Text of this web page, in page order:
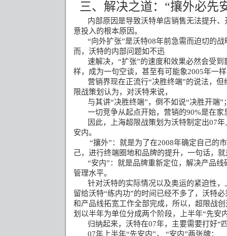
三、解决之道：“攘外必先
内部原因是导致沃特单店销售无法提升
意投入的根本原因。
“向外扩张”是沃特08年前急需而迫切的
而，沃特的内部问题如不迅
速解决，“扩张”的速度和效果必然会受到
样，成为一句空谈，甚至有可能象2005年一
营销界现在正流行“决胜终端”的说法，但
限战策划认为，对沃特来说，
与其讲“决胜终端”，倒不如说“决胜开端”
一切竞争从起点开始，营销的90%是在家
因此，上海超限战策划为沃特制定出07年
安内。
“攘外”：就是为了在2008年确定自己的
己，进行终端圈地和品牌的提升，一句话，
“安内”：就是品牌重新定位，解决产品
管理水平。
针对沃特的实际情况以及奥运的紧迫性
留给沃特“练内功”的时间已经不多了，沃特
和产品线拓宽工作全部完成，所以，超限战
划以半年为单位分成两个阶段，上半年“先安
归纳起来，沃特在07年，主要需要打好“
07年上半年“先安内”，
“安内”两张牌：